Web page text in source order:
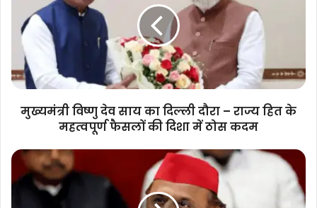
दिल्ली
–
राज्य
की
दिशा
मुख्यमंत्री विष्णु देव साय का दिल्ली दौरा – राज्य हित के
महत्वपूर्ण फैसलों की दिशा में ठोस कदम
'1090'
हेल्पलाइन
से